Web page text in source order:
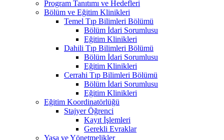
Program Tanıtımı ve Hedefleri
Bölüm ve Eğitim Klinikleri
Temel Tıp Bilimleri Bölümü
Bölüm İdari Sorumlusu
Eğitim Klinikleri
Dahili Tıp Bilimleri Bölümü
Bölüm İdari Sorumlusu
Eğitim Klinikleri
Cerrahi Tıp Bilimleri Bölümü
Bölüm İdari Sorumlusu
Eğitim Klinikleri
Eğitim Koordinatörlüğü
Stajyer Öğrenci
Kayıt İşlemleri
Gerekli Evraklar
Yasa ve Yönetmelikler